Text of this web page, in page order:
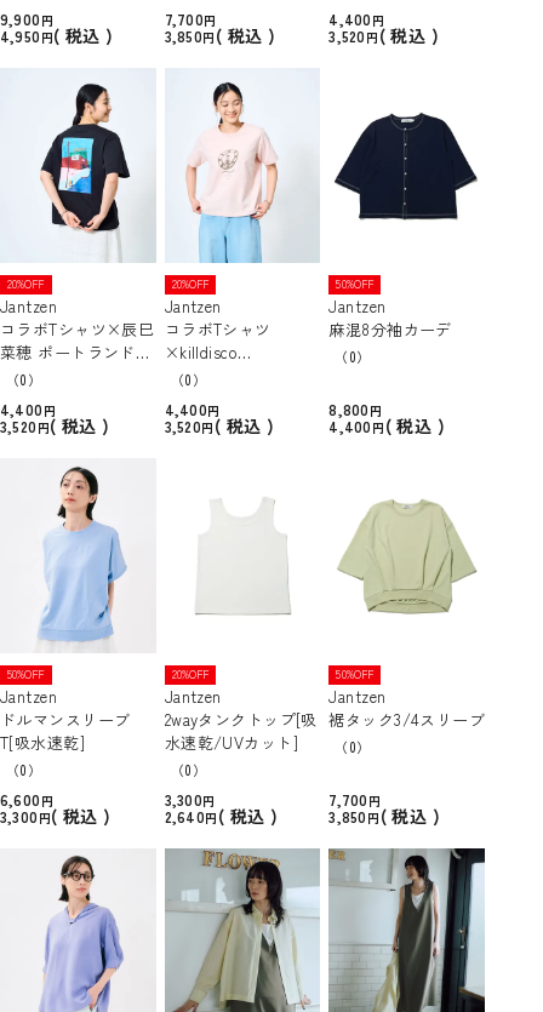
9,900
4,950
税込
7,700
3,850
税込
4,400
3,520
税込
20%OFF
Jantzen
コラボTシャツ×辰巳
菜穂 ポートランドバ
ックプリントT [吸水
（0）
4,400
3,520
税込
20%OFF
Jantzen
コラボTシャツ
×killdisco
浮き輪とダイビング
速乾/UVカット]
（0）
4,400
3,520
税込
50%OFF
Jantzen
麻混8分袖カーデ
（0）
8,800
4,400
税込
50%OFF
Jantzen
ドルマンスリーブ
T[吸水速乾]
（0）
6,600
3,300
税込
20%OFF
Jantzen
2wayタンクトップ[吸
水速乾/UVカット]
（0）
3,300
2,640
税込
50%OFF
Jantzen
裾タック3/4スリーブ
（0）
7,700
3,850
税込